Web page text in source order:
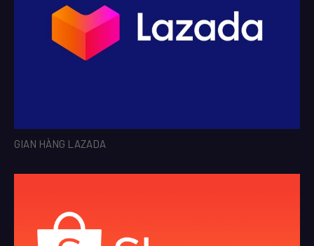
GIAN HÀNG LAZADA